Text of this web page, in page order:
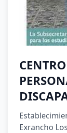
Exrancho